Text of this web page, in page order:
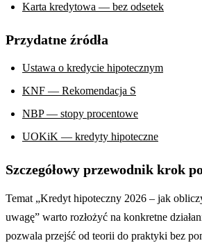
Karta kredytowa — bez odsetek
Przydatne źródła
Ustawa o kredycie hipotecznym
KNF — Rekomendacja S
NBP — stopy procentowe
UOKiK — kredyty hipoteczne
Szczegółowy przewodnik krok
Temat „Kredyt hipoteczny 2026 – jak
uwagę” warto rozłożyć na konkretne
pozwala przejść od teorii do praktyki bez